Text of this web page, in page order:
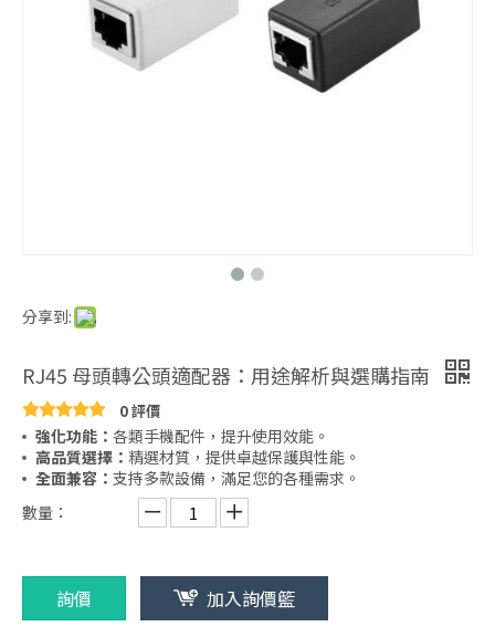
分享到:
RJ45 母頭轉公頭適配器：用途解析與選購指南
0 評價
強化功能： 各類手機配件，提升使用效能。
高品質選擇： 精選材質，提供卓越保護與性能。
全面兼容： 支持多款設備，滿足您的各種需求。
數量：
詢價 加入詢價籃